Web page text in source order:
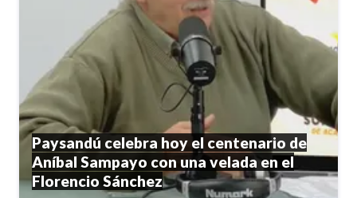
Paysandú celebra hoy el centenario de
Aníbal Sampayo con una velada en el
Florencio Sánchez